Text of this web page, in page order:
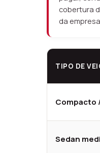
cobertura
da
TIPO DE
Compacto
Sedan